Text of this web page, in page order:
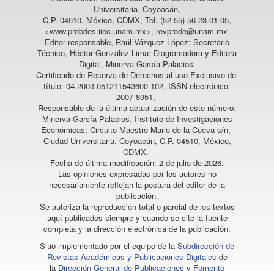
Universitaria, Coyoacán,
C.P. 04510, México, CDMX, Tel. (52 55) 56 23 01 05,
<www.probdes.iiec.unam.mx>, revprode@unam.mx
Editor responsable, Raúl Vázquez López; Secretario
Técnico, Héctor González Lima; Diagramadora y Editora
Digital, Minerva García Palacios.
Certificado de Reserva de Derechos al uso Exclusivo del
título: 04-2003-051211543600-102, ISSN electrónico:
2007-8951,
Responsable de la última actualización de este número:
Minerva García Palacios, Instituto de Investigaciones
Económicas, Circuito Maestro Mario de la Cueva s/n,
Ciudad Universitaria, Coyoacán, C.P. 04510, México,
CDMX.
Fecha de última modificación: 2 de julio de 2026.
Las opiniones expresadas por los autores no
necesariamente reflejan la postura del editor de la
publicación.
Se autoriza la reproducción total o parcial de los textos
aquí publicados siempre y cuando se cite la fuente
completa y la dirección electrónica de la publicación.
Sitio implementado por el equipo de la Subdirección de
Revistas Académicas y Publicaciones Digitales de
la Dirección General de Publicaciones y Fomento